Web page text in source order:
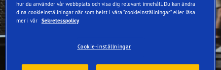
hur du använder vår webbplats och visa dig relevant innehåll. Du kan ändra
dina cookieinställningar när som helst i våra ”cookieinställningar” eller läsa
mer i vår Sekretesspolicy
Cookie-inställningar